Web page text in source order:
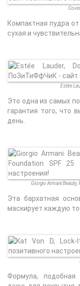
Компактная пудра
сухая и
Estée
Это одна из самых
гарантия того, что
день.
Giorgio Armani Beauty,
Эта бархатная
маскирует каждую
Формула, подобная